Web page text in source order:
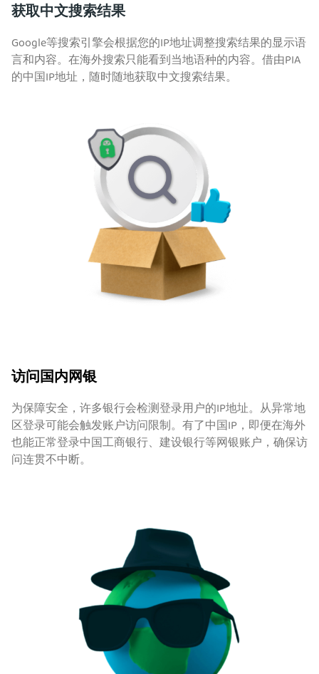
获取中文搜索结果
Google等搜索引擎会根据您的IP地址调整搜索结果的显示语
言和内容。在海外搜索只能看到当地语种的内容。借由PIA
的中国IP地址，随时随地获取中文搜索结果。
访问国内网银
为保障安全，许多银行会检测登录用户的IP地址。从异常地
区登录可能会触发账户访问限制。有了中国IP，即便在海外
也能正常登录中国工商银行、建设银行等网银账户，确保访
问连贯不中断。